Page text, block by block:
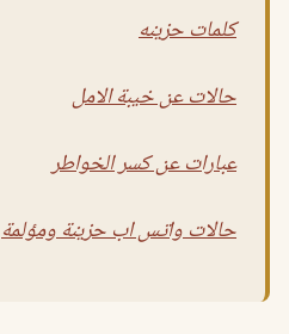
كلمات حزينه
حالات عن خيبة الامل
عبارات عن كسر الخواطر
حالات واتس اب حزينة ومؤلمة